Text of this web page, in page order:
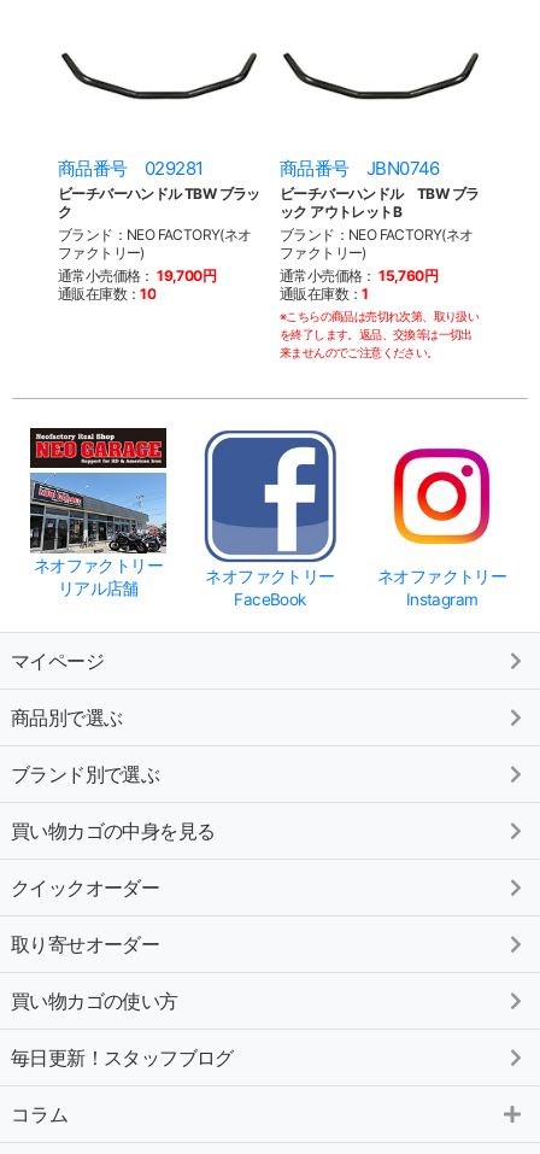
商品番号 029281
ビーチバーハンドル TBW ブラッ
ク
ブランド：NEO FACTORY(ネオ
ファクトリー)
通常小売価格： 19,700円
通販在庫数：10
商品番号 JBN0746
ビーチバーハンドル TBW ブラ
ック アウトレットB
ブランド：NEO FACTORY(ネオ
ファクトリー)
通常小売価格： 15,760円
通販在庫数：1
※こちらの商品は売切れ次第、取り扱い
を終了します。返品、交換等は一切出
来ませんのでご注意ください。
ネオファクトリー
リアル店舗
ネオファクトリー
FaceBook
ネオファクトリー
Instagram
マイページ
商品別で選ぶ
ブランド別で選ぶ
買い物カゴの中身を見る
クイックオーダー
取り寄せオーダー
買い物カゴの使い方
毎日更新！スタッフブログ
コラム